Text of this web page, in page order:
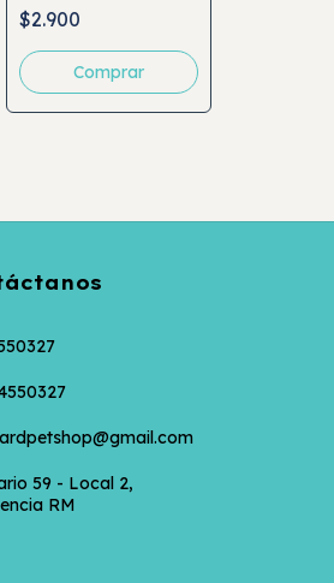
$2.900
59 - Local 2,
RM